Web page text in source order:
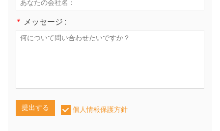
* メッセージ :
提出する 個人情報保護方針